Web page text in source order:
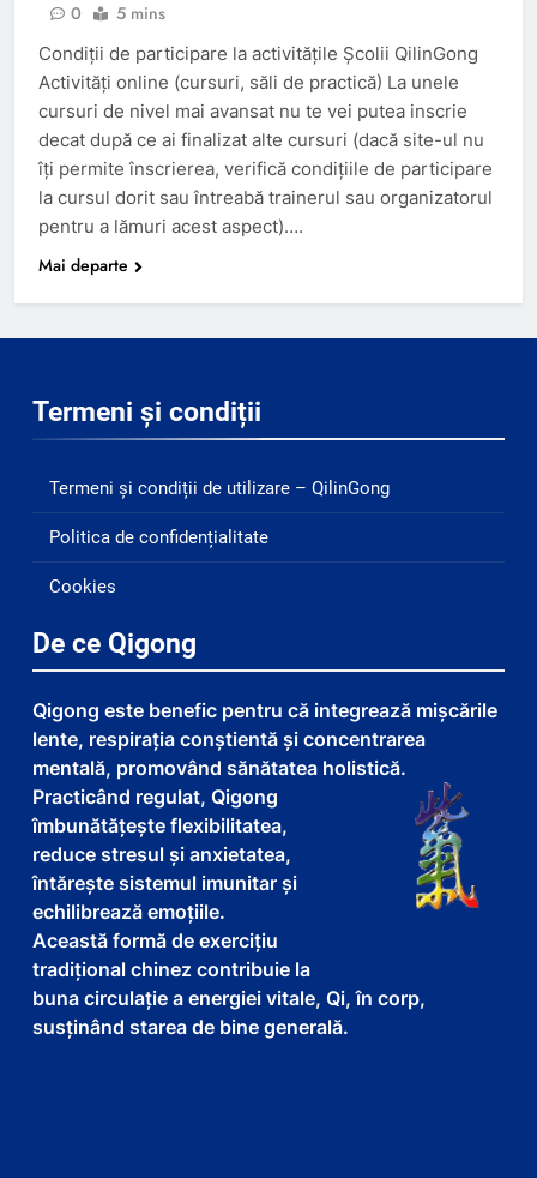
0 5 mins
Condiții de participare la activitățile Școlii QilinGong
Activități online (cursuri, săli de practică) La unele
cursuri de nivel mai avansat nu te vei putea inscrie
decat după ce ai finalizat alte cursuri (dacă site-ul nu
îți permite înscrierea, verifică condițiile de participare
la cursul dorit sau întreabă trainerul sau organizatorul
pentru a lămuri acest aspect)….
Mai departe
Termeni și condiții
Termeni și condiții de utilizare – QilinGong
Politica de confidențialitate
Cookies
De ce Qigong
Qigong este benefic pentru că integrează mișcările
lente, respirația conștientă și concentrarea
mentală, promovând sănătatea holistică.
Practicând regulat, Qigong
îmbunătățește flexibilitatea,
reduce stresul și anxietatea,
întărește sistemul imunitar și
echilibrează emoțiile.
Această formă de exercițiu
tradițional chinez contribuie la
buna circulație a energiei vitale, Qi, în corp,
susținând starea de bine generală.